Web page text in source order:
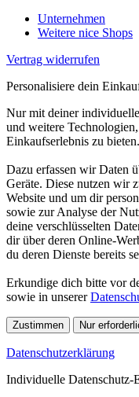
Unternehmen
Weitere nice Shops
Vertrag widerrufen
Personalisiere dein
Nur mit deiner
und weitere
Einkaufserlebnis zu bieten.
Dazu erfassen wir Daten
Geräte. Diese nutzen wir
Website und um dir
sowie zur Analyse der
deine verschlüsselten
dir über deren Online-
du deren Dienste bereits
Erkundige dich bitte vor
sowie in unserer
Zustimmen Nur
Datenschutzerklärung
Individuelle Datenschutz-